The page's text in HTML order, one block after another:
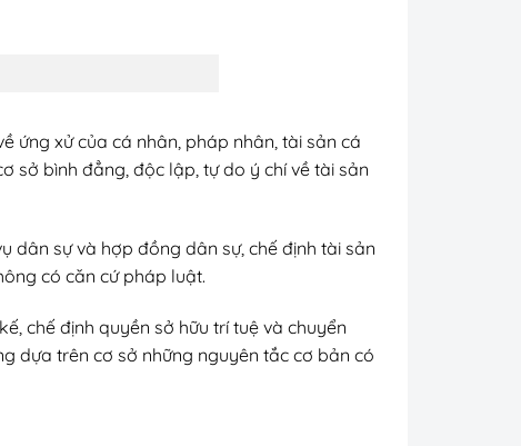
ứng xử của cá nhân, pháp nhân, tài sản cá
sở bình đẳng, độc lập, tự do ý chí về tài sản
dân sự và hợp đồng dân sự, chế định tài sản
có căn cứ pháp luật.
chế định quyền sở hữu trí tuệ và chuyển
dựa trên cơ sở những nguyên tắc cơ bản có